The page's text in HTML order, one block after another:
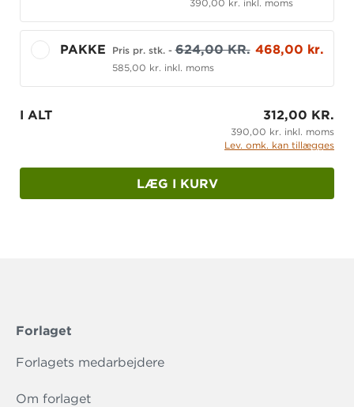
når du skal arbejde med opgaverne.
Bogen kan også med stor fordel bruges af
oplæringsvejledere.
390,00 kr. inkl. moms
PAKKE Pris pr. stk.-624,00 KR. 468,00 kr.
585,00 kr. inkl. moms
I ALT 312,00 KR.
390,00 kr. inkl. moms
Lev. omk. kan tillægges
LÆG I KURV
Forlaget
Forlagets medarbejdere
Om forlaget